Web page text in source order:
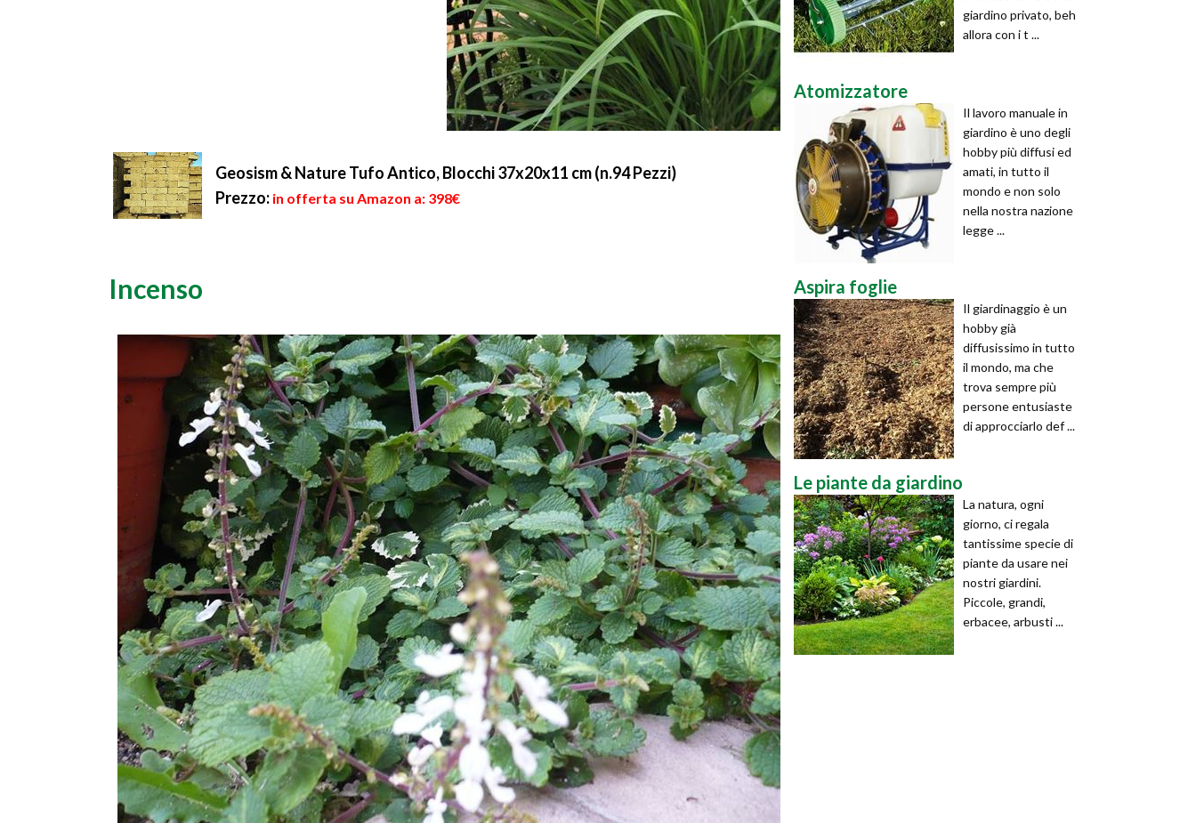
Geosism & Nature Tufo Antico, Blocchi 37x20x11 cm (n.94 Pezzi)
Prezzo: in offerta su Amazon a: 398€
Incenso
giardino privato, beh
allora con i t ...
Atomizzatore
Il lavoro manuale in
giardino è uno degli
hobby più diffusi ed
amati, in tutto il
mondo e non solo
nella nostra nazione
legge ...
Aspira foglie
Il giardinaggio è un
hobby già
diffusissimo in tutto
il mondo, ma che
trova sempre più
persone entusiaste
di approcciarlo def ...
Le piante da giardino
La natura, ogni
giorno, ci regala
tantissime specie di
piante da usare nei
nostri giardini.
Piccole, grandi,
erbacee, arbusti ...